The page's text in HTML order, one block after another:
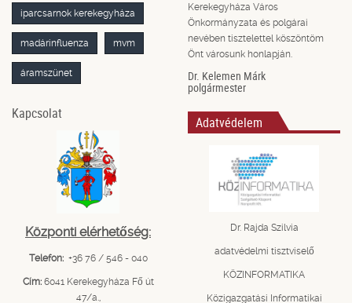
iparcsarnok kerekegyháza
madárinfluenza mvm
áramszünet
Kapcsolat
Központi elérhetőség:
Telefon: +36 76 / 546 - 040
Cím: 6041 Kerekegyháza Fő út
47/a.,
Kerekegyháza Város
Önkormányzata és polgárai
nevében tisztelettel köszöntöm
Önt városunk honlapján.
Dr. Kelemen Márk
polgármester
Adatvédelem
Dr. Rajda Szilvia
adatvédelmi tisztviselő
KÖZINFORMATIKA
Közigazgatási Informatikai